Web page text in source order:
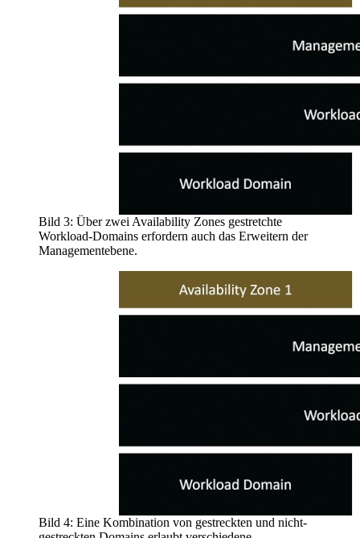
Bild 3: Über zwei Availability Zones gestretchte
Workload-Domains erfordern auch das Erweitern der
Managementebene.
Bild 4: Eine Kombination von gestreckten und nicht-